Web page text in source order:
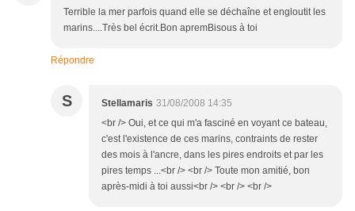
Terrible la mer parfois quand elle se déchaîne et engloutit les
marins....Très bel écrit.Bon apremBisous à toi
Répondre
S Stellamaris 31/08/2008 14:35
<br /> Oui, et ce qui m'a fasciné en voyant ce bateau,
c'est l'existence de ces marins, contraints de rester
des mois à l'ancre, dans les pires endroits et par les
pires temps ...<br /> <br /> Toute mon amitié, bon
après-midi à toi aussi<br /> <br /> <br />